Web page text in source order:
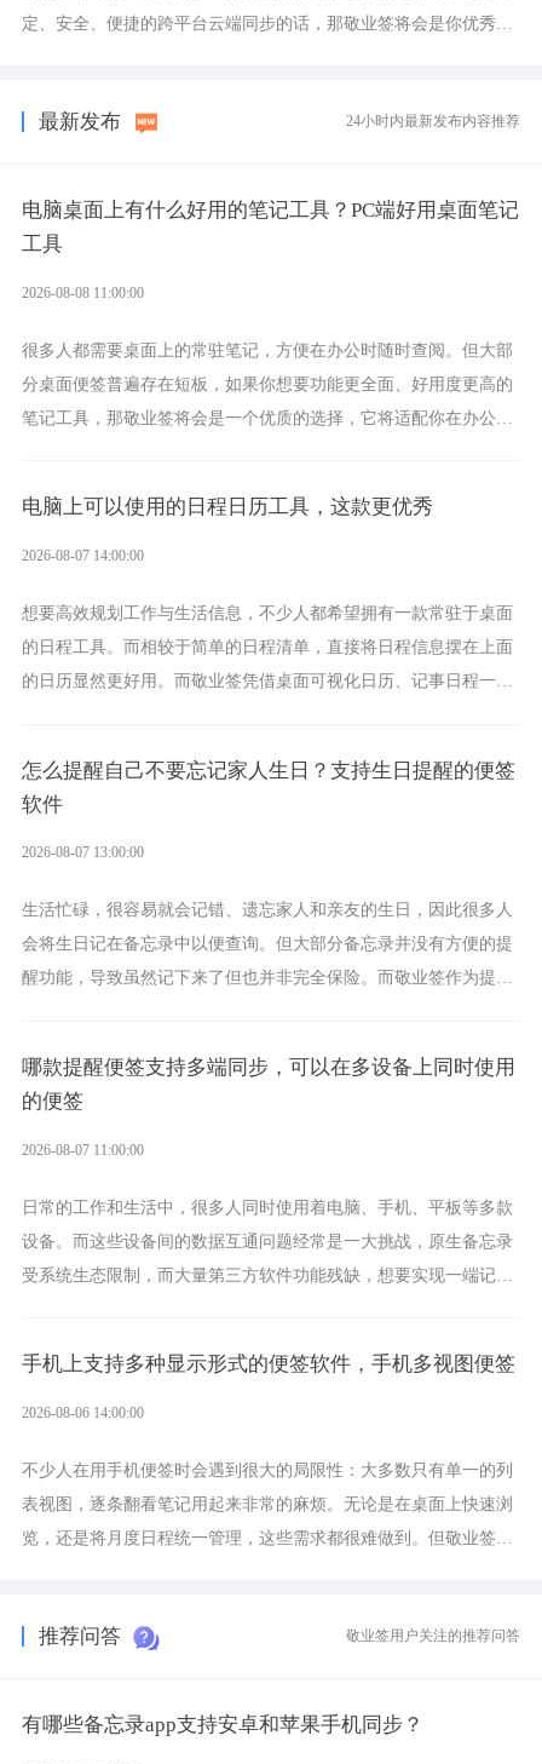
定、安全、便捷的跨平台云端同步的话，那敬业签将会是你优秀的
最新发布 24小时内最新发布内容推荐
电脑桌面上有什么好用的笔记工具？PC端好用桌面笔记
工具
2026-08-08 11:00:00
很多人都需要桌面上的常驻笔记，方便在办公时随时查阅。但大部
分桌面便签普遍存在短板，如果你想要功能更全面、好用度更高的
笔记工具，那敬业签将会是一个优质的选择，它将适配你在办公、
电脑上可以使用的日程日历工具，这款更优秀
2026-08-07 14:00:00
想要高效规划工作与生活信息，不少人都希望拥有一款常驻于桌面
的日程工具。而相较于简单的日程清单，直接将日程信息摆在上面
的日历显然更好用。而敬业签凭借桌面可视化日历、记事日程一体
怎么提醒自己不要忘记家人生日？支持生日提醒的便签
软件
2026-08-07 13:00:00
生活忙碌，很容易就会记错、遗忘家人和亲友的生日，因此很多人
会将生日记在备忘录中以便查询。但大部分备忘录并没有方便的提
醒功能，导致虽然记下来了但也并非完全保险。而敬业签作为提醒
哪款提醒便签支持多端同步，可以在多设备上同时使用
的便签
2026-08-07 11:00:00
日常的工作和生活中，很多人同时使用着电脑、手机、平板等多款
设备。而这些设备间的数据互通问题经常是一大挑战，原生备忘录
受系统生态限制，而大量第三方软件功能残缺，想要实现一端记
手机上支持多种显示形式的便签软件，手机多视图便签
2026-08-06 14:00:00
不少人在用手机便签时会遇到很大的局限性：大多数只有单一的列
表视图，逐条翻看笔记用起来非常的麻烦。无论是在桌面上快速浏
览，还是将月度日程统一管理，这些需求都很难做到。但敬业签作
推荐问答 敬业签用户关注的推荐问答
有哪些备忘录app支持安卓和苹果手机同步？